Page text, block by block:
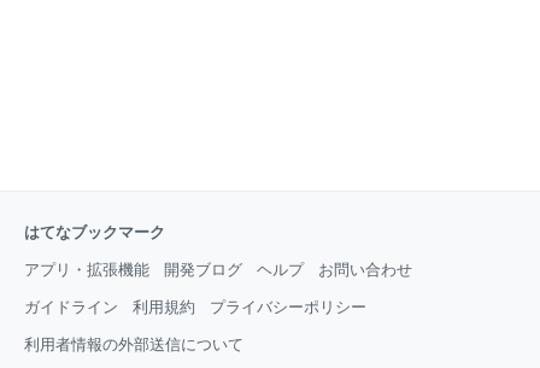
はてなブックマーク
アプリ・拡張機能 開発ブログ ヘルプ お問い合わせ
ガイドライン 利用規約 プライバシーポリシー
利用者情報の外部送信について